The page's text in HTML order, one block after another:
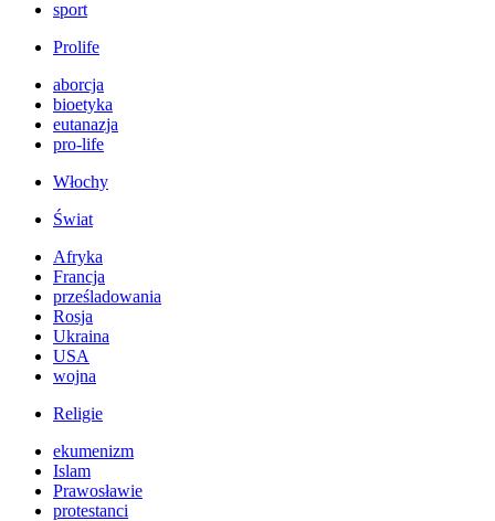
sport
Prolife
aborcja
bioetyka
eutanazja
pro-life
Włochy
Świat
Afryka
Francja
prześladowania
Rosja
Ukraina
USA
wojna
Religie
ekumenizm
Islam
Prawosławie
protestanci